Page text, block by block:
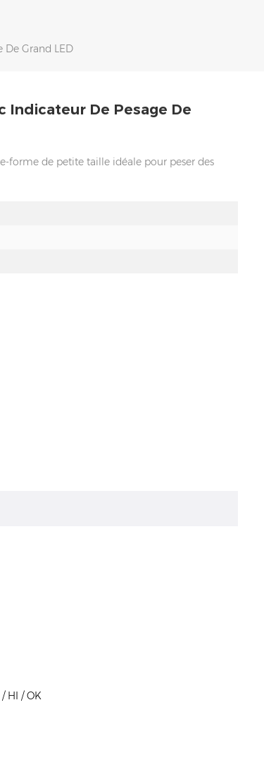
De Grand LED
Indicateur De Pesage De
forme de petite taille idéale pour peser des
HI / OK